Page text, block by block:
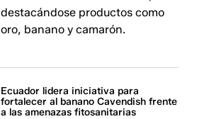
destacándose productos como
oro, banano y camarón.
Ecuador lidera iniciativa para
fortalecer al banano Cavendish frente
a las amenazas fitosanitarias